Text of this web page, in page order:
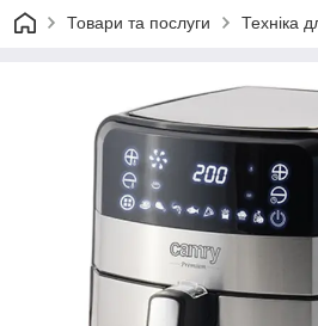
Товари та послуги Техніка